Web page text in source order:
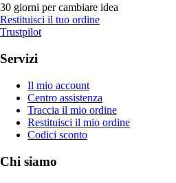
30 giorni per cambiare idea
Restituisci il tuo ordine
Trustpilot
Servizi
Il mio account
Centro assistenza
Traccia il mio ordine
Restituisci il mio ordine
Codici sconto
Chi siamo